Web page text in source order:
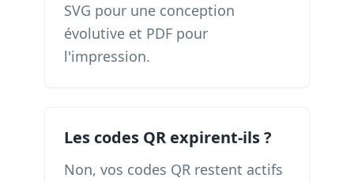
SVG pour une conception
évolutive et PDF pour
l'impression.
Les codes QR expirent-ils ?
Non, vos codes QR restent actifs